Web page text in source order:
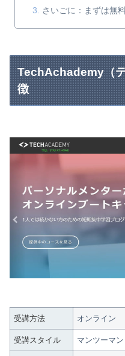
さいごに：まずは無
TechAchademy（
徴
受講方法 オンライン
受講スタイル マンツーマン